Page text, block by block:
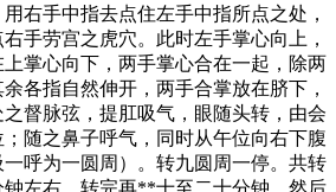
右手中指去点住左手中指所点之处，
手劳宫之虎穴。此时左手掌心向上，
掌心向下，两手掌心合在一起，除两
各指自然伸开，两手合掌放在脐下，
督脉弦，提肛吸气，眼随头转，由会
随之鼻子呼气，同时从午位向右下腹
呼为一圆周）。转九圆周一停。共转
钟左右。转完再**十至二十分钟，然后